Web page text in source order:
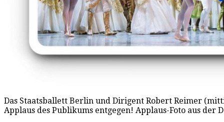
Das Staatsballett Berlin und Dirigent Robert Reimer
Applaus des Publikums entgegen! Applaus-Foto aus der